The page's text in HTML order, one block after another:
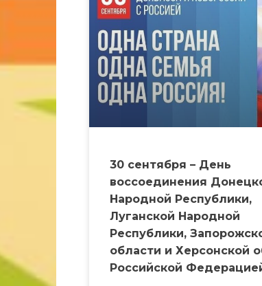
30 сентября – День
воссоединения
Народной Республики,
Луганской Народной
Республики,
области и Херсонской
Российской